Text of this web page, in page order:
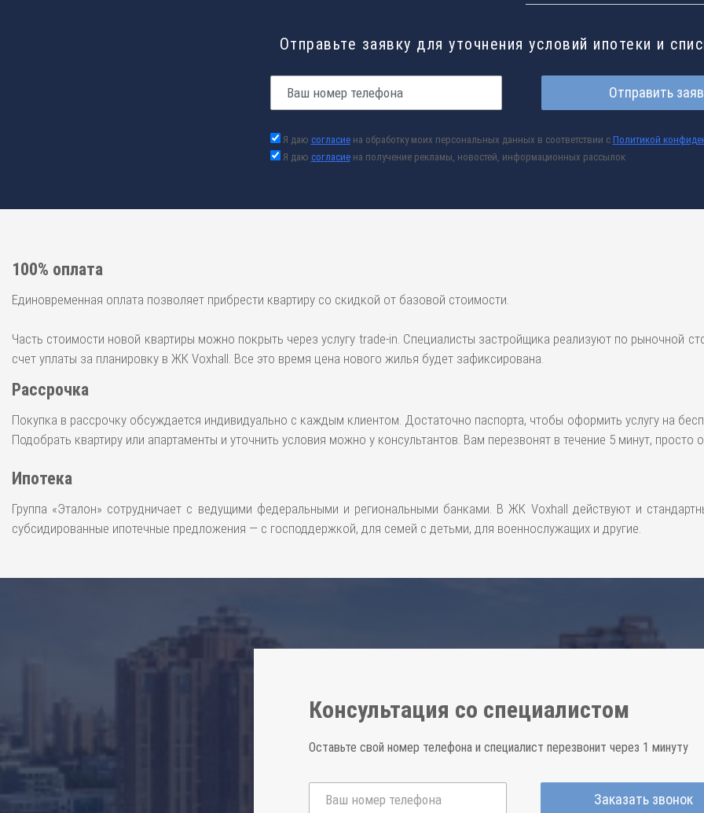
Отправьте заявку для уточнения условий ипотеки и
Отправить
Я даю согласиена обработку моих персональных данных в соответствии с Политикой
Я даю согласиена получение рекламы, новостей, информационных рассылок
100% оплата
Единовременная оплата позволяет прибрести квартиру со скидкой от базовой стоимости.
Часть стоимости новой квартиры можно покрыть через услугу trade-in. Специалисты застройщика реализуют по рыночной
счет уплаты за планировку в ЖК Voxhall. Все это время цена нового жилья будет зафиксирована.
Рассрочка
Покупка в рассрочку обсуждается индивидуально с каждым клиентом. Достаточно паспорта, чтобы оформить услугу на
Подобрать квартиру или апартаменты и уточнить условия можно у консультантов. Вам перезвонят в течение 5 минут, просто
Ипотека
Группа «Эталон» сотрудничает с ведущими федеральными и региональными банками. В ЖК Voxhall действуют и
субсидированные ипотечные предложения — с господдержкой, для семей с детьми, для военнослужащих и другие.
Консультация со специалистом
Оставьте свой номер телефона и специалист перезвонит через 1 минуту
Заказать звонок